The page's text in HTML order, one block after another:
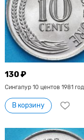
130 ₽
Сингапур 10 центов 1981 год.
В корзину